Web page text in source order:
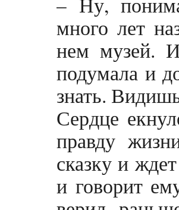
много лет
нем музей.
подумала и
знать.
Сердце
правду
сказку и
и говорит